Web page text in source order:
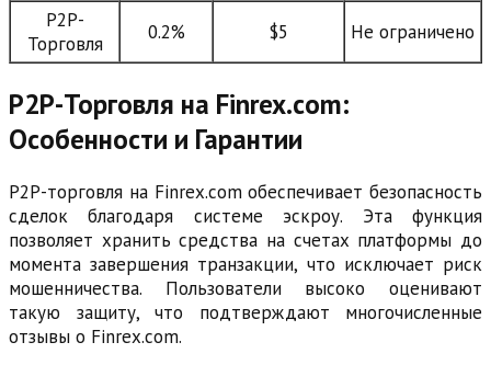
P2P-
Торговля
0.2% $5 Не ограничено
P2P-Торговля на Finrex.com:
Особенности и Гарантии
P2P-торговля на Finrex.com обеспечивает безопасность
сделок благодаря системе эскроу. Эта функция
позволяет хранить средства на счетах платформы до
момента завершения транзакции, что исключает риск
мошенничества. Пользователи высоко оценивают
такую защиту, что подтверждают многочисленные
отзывы о Finrex.com.